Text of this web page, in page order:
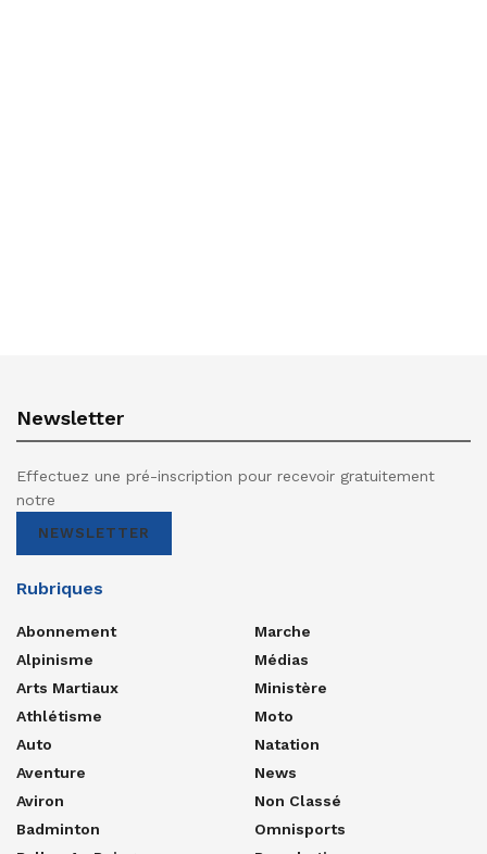
Newsletter
Effectuez une pré-inscription pour recevoir gratuitement
notre
NEWSLETTER
Rubriques
Abonnement
Alpinisme
Arts Martiaux
Athlétisme
Auto
Aventure
Aviron
Badminton
Marche
Médias
Ministère
Moto
Natation
News
Non Classé
Omnisports